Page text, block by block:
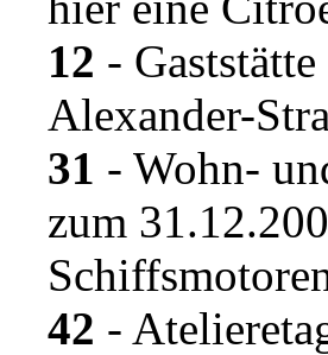
12 -
Alexander-
31 - Wohn-
zum
42 -